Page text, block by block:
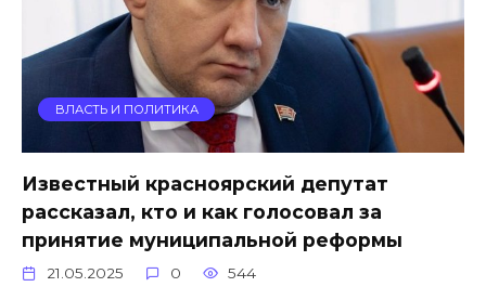
ВЛАСТЬ И ПОЛИТИКА
Известный красноярский депутат
рассказал, кто и как голосовал за
принятие муниципальной реформы
21.05.2025 0 544